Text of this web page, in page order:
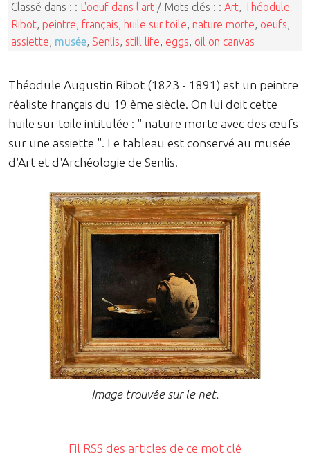
Classé dans : : L'oeuf dans l'art / Mots clés : : Art, Théodule
Ribot, peintre, français, huile sur toile, nature morte, oeufs,
assiette, musée, Senlis, still life, eggs, oil on canvas
Théodule Augustin Ribot (1823 - 1891) est un peintre
réaliste français du 19 ème siècle. On lui doit cette
huile sur toile intitulée : " nature morte avec des œufs
sur une assiette ". Le tableau est conservé au musée
d'Art et d'Archéologie de Senlis.
Image trouvée sur le net.
Fil RSS des articles de ce mot clé